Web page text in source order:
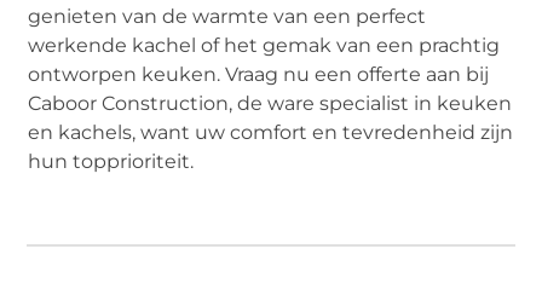
genieten van de warmte van een perfect
werkende kachel of het gemak van een prachtig
ontworpen keuken. Vraag nu een offerte aan bij
Caboor Construction, de ware specialist in keuken
en kachels, want uw comfort en tevredenheid zijn
hun topprioriteit.